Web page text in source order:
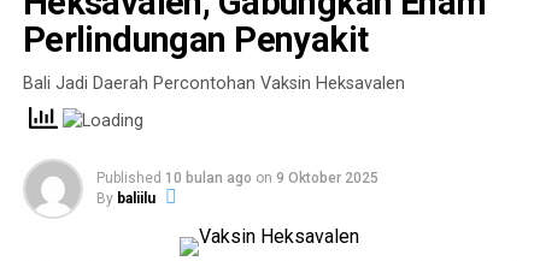
Perlindungan Penyakit
Bali Jadi Daerah Percontohan Vaksin Heksavalen
Published 10 bulan ago on 9 Oktober 2025
By baliilu